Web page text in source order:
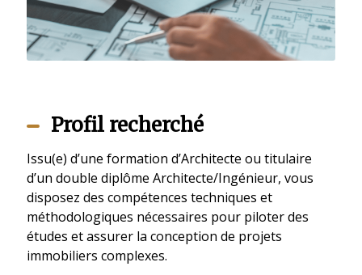
Profil recherché
Issu(e) d’une formation d’Architecte ou titulaire
d’un double diplôme Architecte/Ingénieur, vous
disposez des compétences techniques et
méthodologiques nécessaires pour piloter des
études et assurer la conception de projets
immobiliers complexes.